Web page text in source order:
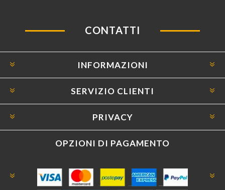
CONTATTI
INFORMAZIONI
SERVIZIO CLIENTI
PRIVACY
OPZIONI DI PAGAMENTO